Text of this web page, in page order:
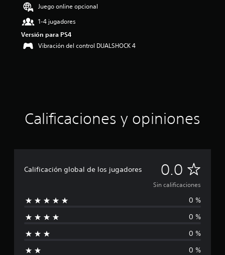
Juego online opcional
1-4 jugadores
Versión para PS4
Vibración del control DUALSHOCK 4
Calificaciones y opiniones
Calificación global de los jugadores 0.0 S
i
n
c
a
Sin calificaciones
0 %
0 %
0 %
0 %